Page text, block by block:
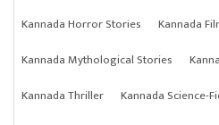
Kannada Horror Stories
Kannada
Kannada Mythological Stories
Kannada Thriller
Kannada Science-